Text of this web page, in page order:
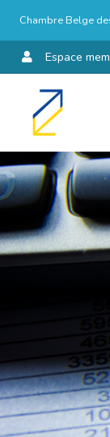
Chambre Belge
Espace
Aller
contenu